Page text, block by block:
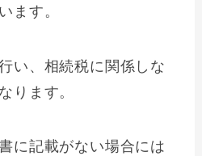
ます。
い、相続税に関係しな
ります。
に記載がない場合には